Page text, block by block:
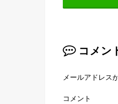
コメン
メールアドレス
コメント